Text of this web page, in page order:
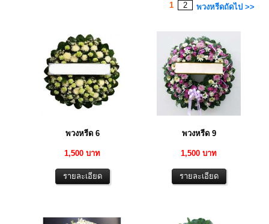
1 2 พวงหรีดถัดไป >>
พวงหรีด 6
1,500 บาท
พวงหรีด 9
1,500 บาท